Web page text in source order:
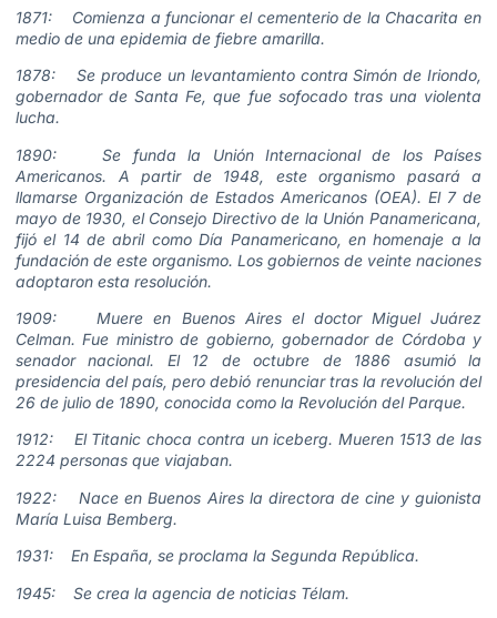
1871: Comienza a funcionar el cementerio de la Chacarita en
medio de una epidemia de fiebre amarilla.
1878: Se produce un levantamiento contra Simón de Iriondo,
gobernador de Santa Fe, que fue sofocado tras una violenta
lucha.
1890: Se funda la Unión Internacional de los Países
Americanos. A partir de 1948, este organismo pasará a
llamarse Organización de Estados Americanos (OEA). El 7 de
mayo de 1930, el Consejo Directivo de la Unión Panamericana,
fijó el 14 de abril como Día Panamericano, en homenaje a la
fundación de este organismo. Los gobiernos de veinte naciones
adoptaron esta resolución.
1909: Muere en Buenos Aires el doctor Miguel Juárez
Celman. Fue ministro de gobierno, gobernador de Córdoba y
senador nacional. El 12 de octubre de 1886 asumió la
presidencia del país, pero debió renunciar tras la revolución del
26 de julio de 1890, conocida como la Revolución del Parque.
1912: El Titanic choca contra un iceberg. Mueren 1513 de las
2224 personas que viajaban.
1922: Nace en Buenos Aires la directora de cine y guionista
María Luisa Bemberg.
1931: En España, se proclama la Segunda República.
1945: Se crea la agencia de noticias Télam.